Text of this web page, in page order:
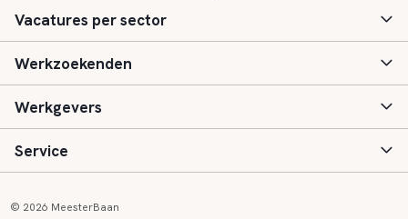
Vacatures per sector
Basisonderwijs
Speciaal (basis) onderwijs
Voortgezet onderwijs
Werkzoekenden
Aanmelden
Vacatures
Werkgevers
Inloggen
Service
© 2026 MeesterBaan